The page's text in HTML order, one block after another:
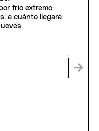
frío extremo
a cuánto llegará